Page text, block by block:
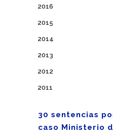
2016
2015
2014
2013
2012
2011
30 sentencias
caso Ministerio